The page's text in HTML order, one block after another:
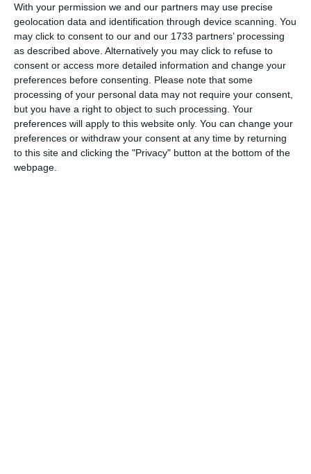
With your permission we and our partners may use precise
geolocation data and identification through device scanning. You
may click to consent to our and our 1733 partners’ processing
as described above. Alternatively you may click to refuse to
consent or access more detailed information and change your
preferences before consenting.
Please note that some
processing of your personal data may not require your consent,
but you have a right to object to such processing. Your
preferences will apply to this website only. You can change your
preferences or withdraw your consent at any time by returning
to this site and clicking the "Privacy" button at the bottom of the
webpage.
969 25 Jun, 2024 15:41
IGPR Infotrafic
Circulație oprită pe DN 10